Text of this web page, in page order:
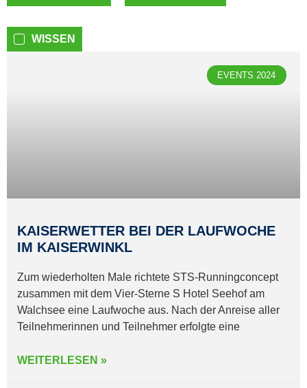
WISSEN
EVENTS 2024
KAISERWETTER BEI DER LAUFWOCHE
IM KAISERWINKL
Zum wiederholten Male richtete STS-Runningconcept
zusammen mit dem Vier-Sterne S Hotel Seehof am
Walchsee eine Laufwoche aus. Nach der Anreise aller
Teilnehmerinnen und Teilnehmer erfolgte eine
WEITERLESEN »